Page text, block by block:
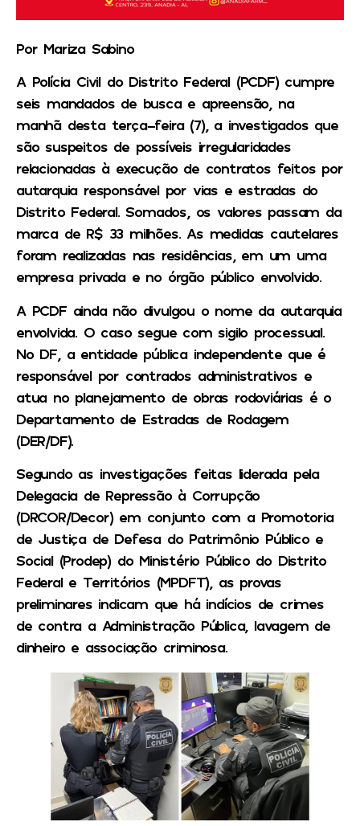
Por Mariza Sabino
A Polícia Civil do Distrito Federal (PCDF) cumpre
seis mandados de busca e apreensão, na
manhã desta terça-feira (7), a investigados que
são suspeitos de possíveis irregularidades
relacionadas à execução de contratos feitos por
autarquia responsável por vias e estradas do
Distrito Federal. Somados, os valores passam da
marca de R$ 33 milhões. As medidas cautelares
foram realizadas nas residências, em um uma
empresa privada e no órgão público envolvido.
A PCDF ainda não divulgou o nome da autarquia
envolvida. O caso segue com sigilo processual.
No DF, a entidade pública independente que é
responsável por contrados administrativos e
atua no planejamento de obras rodoviárias é o
Departamento de Estradas de Rodagem
(DER/DF).
Segundo as investigações feitas liderada pela
Delegacia de Repressão à Corrupção
(DRCOR/Decor) em conjunto com a Promotoria
de Justiça de Defesa do Patrimônio Público e
Social (Prodep) do Ministério Público do Distrito
Federal e Territórios (MPDFT), as provas
preliminares indicam que há indícios de crimes
de contra a Administração Pública, lavagem de
dinheiro e associação criminosa.